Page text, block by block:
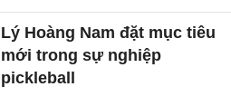
Lý Hoàng Nam đặt mục tiêu
mới trong sự nghiệp
pickleball